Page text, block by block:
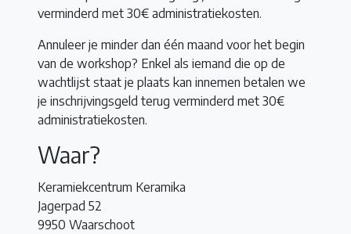
verminderd met 30€ administratiekosten.
Annuleer je minder dan één maand voor het begin
van de workshop? Enkel als iemand die op de
wachtlijst staat je plaats kan innemen betalen we
je inschrijvingsgeld terug verminderd met 30€
administratiekosten.
Waar?
Keramiekcentrum Keramika
Jagerpad 52
9950 Waarschoot